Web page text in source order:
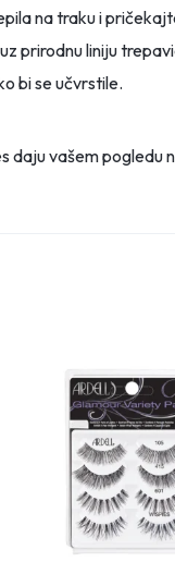
na traku i
prirodnu liniju
bi se učvrstile.
daju vašem pogledu